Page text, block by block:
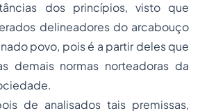
dos princípios, visto que
delineadores do arcabouço
povo, pois é a partir deles que
demais normas norteadoras da
de analisados tais premissas,